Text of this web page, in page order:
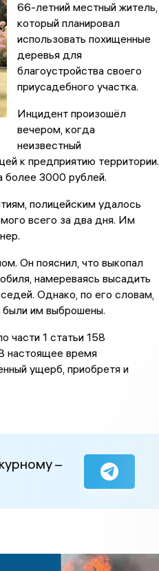
66-летний местный житель,
который планировал
использовать похищенные
деревья для
благоустройства своего
приусадебного участка.
Инцидент произошёл
вечером, когда
неизвестный
к предприятию территории.
более 3000 рублей.
полицейским удалось
всего за два дня. Им
Он пояснил, что выкопал
намереваясь высадить
Однако, по его словам,
были им выброшены.
части 1 статьи 158
настоящее время
ущерб, приобретя и
–